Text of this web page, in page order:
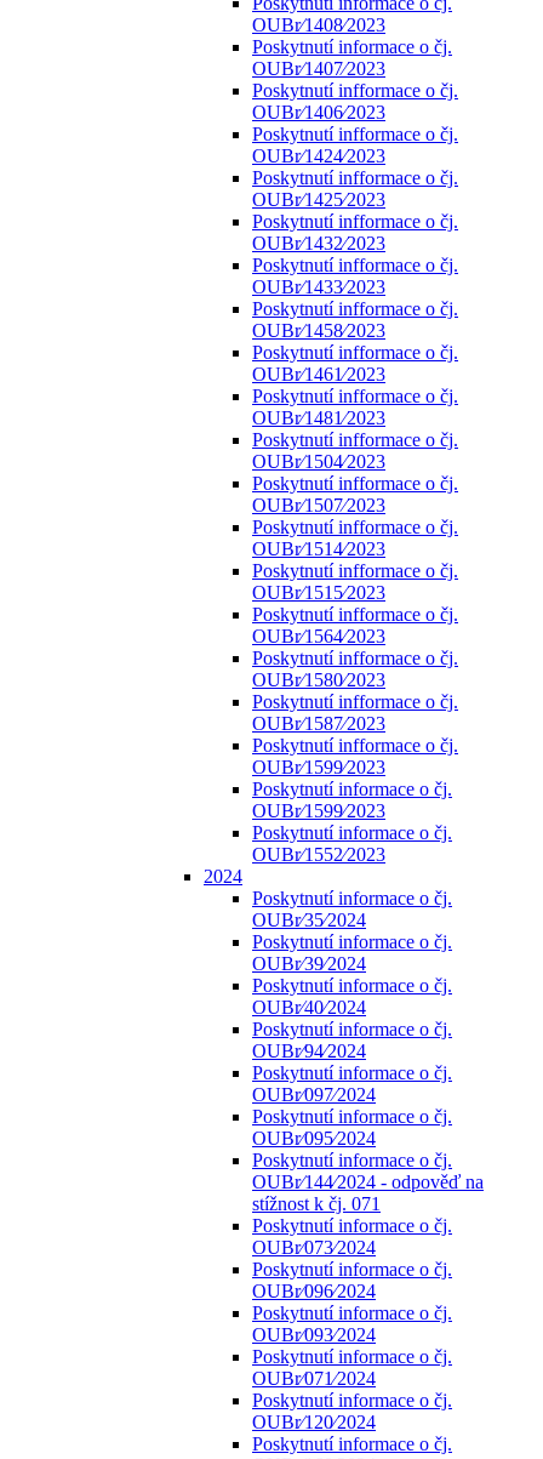
OUBr⁄1408⁄2023
Poskytnutí informace o čj.
OUBr⁄1407⁄2023
Poskytnutí infformace o čj.
OUBr⁄1406⁄2023
Poskytnutí infformace o čj.
OUBr⁄1424⁄2023
Poskytnutí infformace o čj.
OUBr⁄1425⁄2023
Poskytnutí infformace o čj.
OUBr⁄1432⁄2023
Poskytnutí infformace o čj.
OUBr⁄1433⁄2023
Poskytnutí infformace o čj.
OUBr⁄1458⁄2023
Poskytnutí infformace o čj.
OUBr⁄1461⁄2023
Poskytnutí infformace o čj.
OUBr⁄1481⁄2023
Poskytnutí infformace o čj.
OUBr⁄1504⁄2023
Poskytnutí infformace o čj.
OUBr⁄1507⁄2023
Poskytnutí infformace o čj.
OUBr⁄1514⁄2023
Poskytnutí infformace o čj.
OUBr⁄1515⁄2023
Poskytnutí infformace o čj.
OUBr⁄1564⁄2023
Poskytnutí infformace o čj.
OUBr⁄1580⁄2023
Poskytnutí infformace o čj.
OUBr⁄1587⁄2023
Poskytnutí infformace o čj.
OUBr⁄1599⁄2023
Poskytnutí informace o čj.
OUBr⁄1599⁄2023
Poskytnutí informace o čj.
OUBr⁄1552⁄2023
2024
Poskytnutí informace o čj.
OUBr⁄35⁄2024
Poskytnutí informace o čj.
OUBr⁄39⁄2024
Poskytnutí informace o čj.
OUBr⁄40⁄2024
Poskytnutí informace o čj.
OUBr⁄94⁄2024
Poskytnutí informace o čj.
OUBr⁄097⁄2024
Poskytnutí informace o čj.
OUBr⁄095⁄2024
Poskytnutí informace o čj.
OUBr⁄144⁄2024 - odpověď na
stížnost k čj. 071
Poskytnutí informace o čj.
OUBr⁄073⁄2024
Poskytnutí informace o čj.
OUBr⁄096⁄2024
Poskytnutí informace o čj.
OUBr⁄093⁄2024
Poskytnutí informace o čj.
OUBr⁄071⁄2024
Poskytnutí informace o čj.
OUBr⁄120⁄2024
Poskytnutí informace o čj.